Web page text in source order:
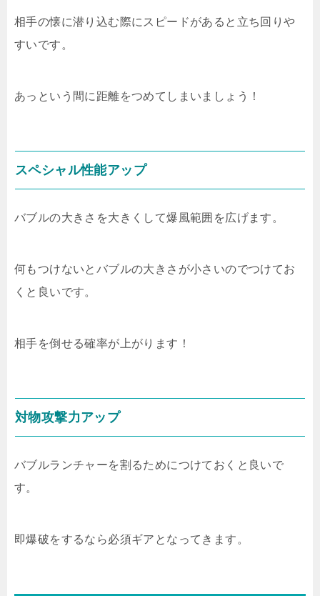
相手の懐に潜り込む際にスピードがあると立ち回りや
すいです。
あっという間に距離をつめてしまいましょう！
スペシャル性能アップ
バブルの大きさを大きくして爆風範囲を広げます。
何もつけないとバブルの大きさが小さいのでつけてお
くと良いです。
相手を倒せる確率が上がります！
対物攻撃力アップ
バブルランチャーを割るためにつけておくと良いで
す。
即爆破をするなら必須ギアとなってきます。